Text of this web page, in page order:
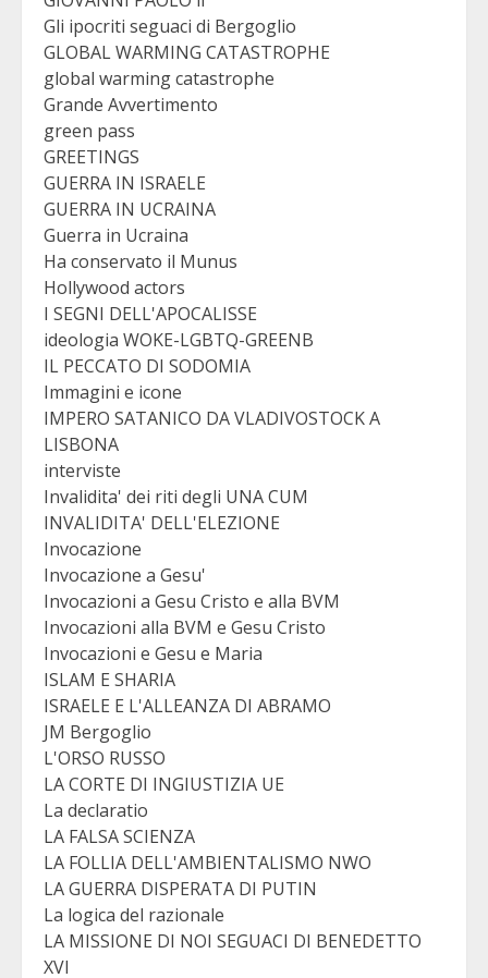
Gli ipocriti seguaci di Bergoglio
GLOBAL WARMING CATASTROPHE
global warming catastrophe
Grande Avvertimento
green pass
GREETINGS
GUERRA IN ISRAELE
GUERRA IN UCRAINA
Guerra in Ucraina
Ha conservato il Munus
Hollywood actors
I SEGNI DELL'APOCALISSE
ideologia WOKE-LGBTQ-GREENB
IL PECCATO DI SODOMIA
Immagini e icone
IMPERO SATANICO DA VLADIVOSTOCK A
LISBONA
interviste
Invalidita' dei riti degli UNA CUM
INVALIDITA' DELL'ELEZIONE
Invocazione
Invocazione a Gesu'
Invocazioni a Gesu Cristo e alla BVM
Invocazioni alla BVM e Gesu Cristo
Invocazioni e Gesu e Maria
ISLAM E SHARIA
ISRAELE E L'ALLEANZA DI ABRAMO
JM Bergoglio
L'ORSO RUSSO
LA CORTE DI INGIUSTIZIA UE
La declaratio
LA FALSA SCIENZA
LA FOLLIA DELL'AMBIENTALISMO NWO
LA GUERRA DISPERATA DI PUTIN
La logica del razionale
LA MISSIONE DI NOI SEGUACI DI BENEDETTO
XVI